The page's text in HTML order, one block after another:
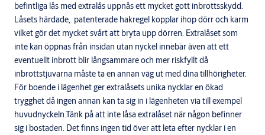
befintliga lås med extralås uppnås ett mycket gott inbrottsskydd.
Låsets härdade, patenterade hakregel kopplar ihop dörr och karm
vilket gör det mycket svårt att bryta upp dörren. Extralåset som
inte kan öppnas från insidan utan nyckel innebär även att ett
eventuellt inbrott blir långsammare och mer riskfyllt då
inbrottstjuvarna måste ta en annan väg ut med dina tillhörigheter.
För boende i lägenhet ger extralåsets unika nycklar en ökad
trygghet då ingen annan kan ta sig in i lägenheten via till exempel
huvudnyckeln.Tänk på att inte låsa extralåset när någon befinner
sig i bostaden. Det finns ingen tid över att leta efter nycklar i en